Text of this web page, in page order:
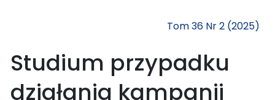
Tom 36 Nr 2 (2025)
Studium przypadku
działania kampanii